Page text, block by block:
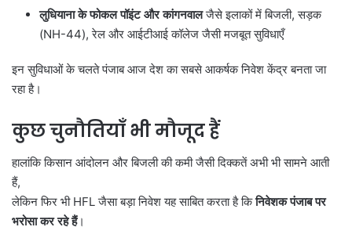
लुधियाना के फोकल पॉइंट और कांगनवालजैसे इलाकों में बिजली, सड़क
(NH-44), रेल और आईटीआई कॉलेज जैसी मजबूत सुविधाएँ
इन सुविधाओं के चलते पंजाब आज देश का सबसे आकर्षक निवेश केंद्र बनता जा
रहा है।
कुछ चुनौतियाँ भी मौजूद हैं
हालांकि किसान आंदोलन और बिजली की कमी जैसी दिक्कतें अभी भी सामने आती
हैं,
लेकिन फिर भी HFL जैसा बड़ा निवेश यह साबित करता है किनिवेशक पंजाब पर
भरोसा कर रहे हैं।